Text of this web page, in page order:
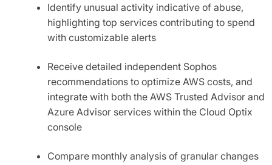
Identify unusual activity indicative of abuse,
highlighting top services contributing to spend
with customizable alerts
Receive detailed independent Sophos
recommendations to optimize AWS costs, and
integrate with both the AWS Trusted Advisor and
Azure Advisor services within the Cloud Optix
console
Compare monthly analysis of granular changes